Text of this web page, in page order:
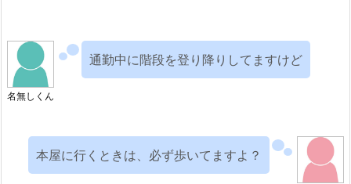
名無しくん
通勤中に階段を登り降りしてますけど
本屋に行くときは、必ず歩いてますよ？